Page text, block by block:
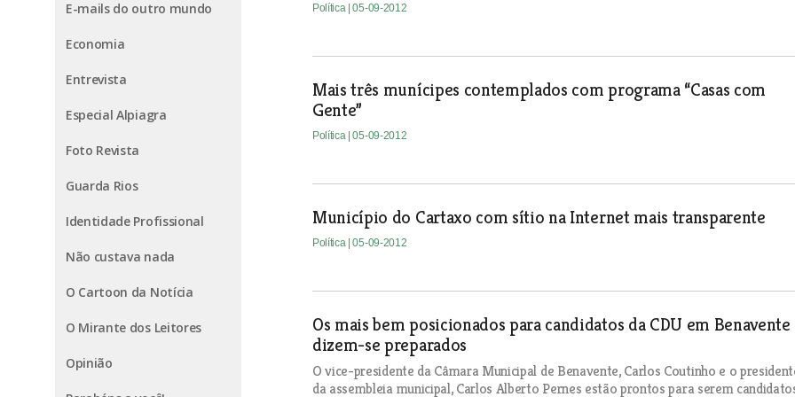
E-mails do outro mundo
Economia
Entrevista
Especial Alpiagra
Foto Revista
Guarda Rios
Identidade Profissional
Não custava nada
O Cartoon da Notícia
O Mirante dos Leitores
Opinião
Política | 05-09-2012
Mais três munícipes contemplados com programa “Casas com
Gente”
Política | 05-09-2012
Município do Cartaxo com sítio na Internet mais transparente
Política | 05-09-2012
Os mais bem posicionados para candidatos da CDU em Benavente
dizem-se preparados
O vice-presidente da Câmara Municipal de Benavente, Carlos Coutinho e o
da assembleia municipal, Carlos Alberto Pernes estão prontos para serem